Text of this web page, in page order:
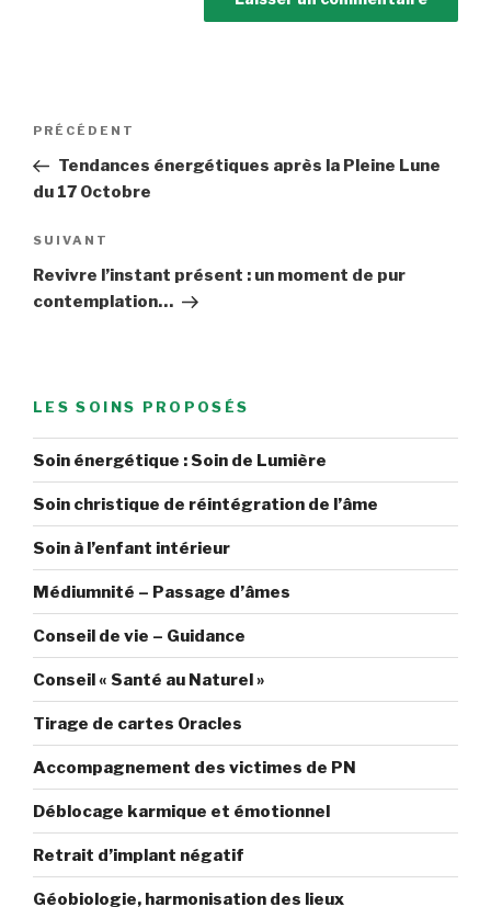
Navigation
l’article
Article
précédent
PRÉCÉDENT
Tendances énergétiques après la Pleine Lune
du 17 Octobre
Article
suivant
SUIVANT
Revivre l’instant présent : un moment de pur
contemplation…
LES SOINS PROPOSÉS
Soin énergétique : Soin de Lumière
Soin christique de réintégration de l’âme
Soin à l’enfant intérieur
Médiumnité – Passage d’âmes
Conseil de vie – Guidance
Conseil « Santé au Naturel »
Tirage de cartes Oracles
Accompagnement des victimes de PN
Déblocage karmique et émotionnel
Retrait d’implant négatif
Géobiologie, harmonisation des lieux